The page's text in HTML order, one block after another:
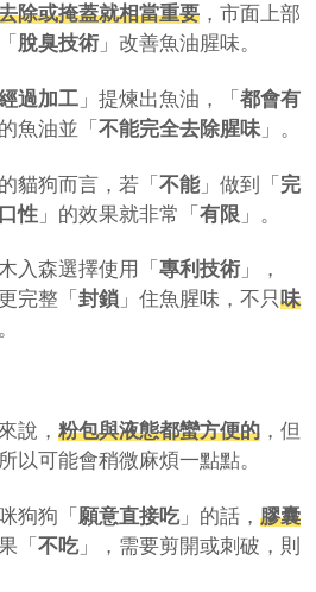
除或掩蓋就相當重要 ，市面上部
脫臭技術 」改善魚油腥味。
過加工 」提煉出魚油，「 都會有
魚油並「 不能完全去除腥味 」。
貓狗而言，若「 不能」做到「 完
性 」的效果就非常「 有限 」。
入森選擇使用「 專利技術 」，
完整「 封鎖 」住魚腥味，不只味
。
說， 粉包與液態都蠻方便的 ，但
以可能會稍微麻煩一點點。
狗狗「 願意直接吃 」的話， 膠囊
「 不吃 」，需要剪開或刺破，則